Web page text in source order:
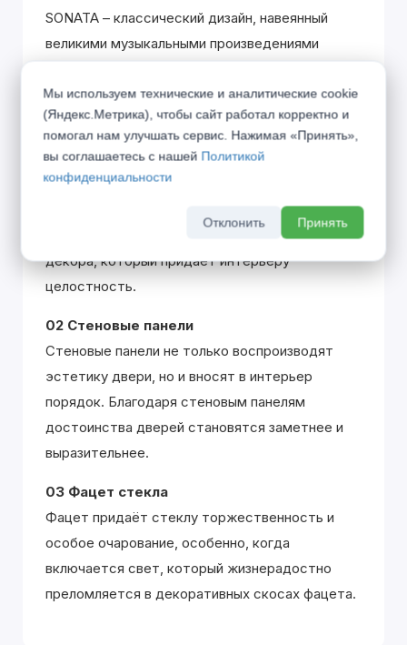
SONATA – классический дизайн, навеянный
великими музыкальными произведениями
похож на распределение партий в оркестре,
где только гармоничное звучание всех
участников создаёт единую законченную
эстетику.
Плинтус является полноценным элементом
декора, который придаёт интерьеру
целостность.
02 Стеновые панели
Стеновые панели не только воспроизводят
эстетику двери, но и вносят в интерьер
порядок. Благодаря стеновым панелям
достоинства дверей становятся заметнее и
выразительнее.
03 Фацет стекла
Фацет придаёт стеклу торжественность и
особое очарование, особенно, когда
включается свет, который жизнерадостно
преломляется в декоративных скосах фацета.
Мы используем технические и аналитические cookie
(Яндекс.Метрика), чтобы сайт работал корректно и
помогал нам улучшать сервис. Нажимая «Принять»,
вы соглашаетесь с нашей Политикой
конфиденциальности
Отклонить Принять